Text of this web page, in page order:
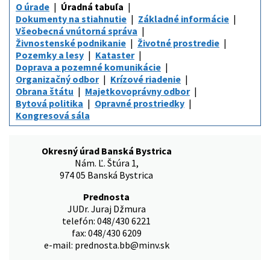
O úrade
Úradná tabuľa
Dokumenty na stiahnutie
Základné informácie
Všeobecná vnútorná správa
Živnostenské podnikanie
Životné prostredie
Pozemky a lesy
Kataster
Doprava a pozemné komunikácie
Organizačný odbor
Krízové riadenie
Obrana štátu
Majetkovoprávny odbor
Bytová politika
Opravné prostriedky
Kongresová sála
Okresný úrad Banská Bystrica
Nám. Ľ. Štúra 1,
974 05 Banská Bystrica
Prednosta
JUDr. Juraj Džmura
telefón: 048/430 6221
fax: 048/430 6209
e-mail: prednosta.bb@minv.sk